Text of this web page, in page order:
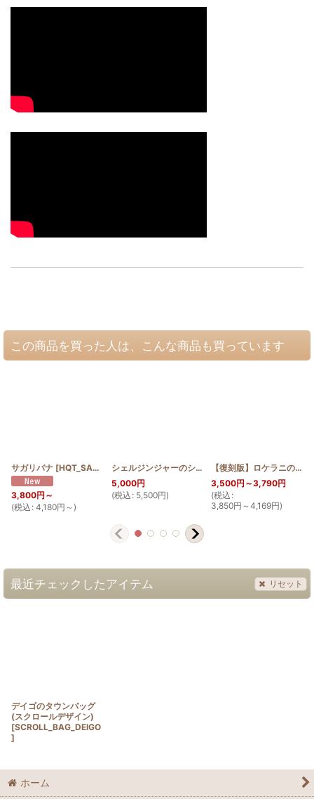
この商品を買った人は、こんな商品も買っています
サガリバナ [HQT_SAGARI ]
3,800円 ～
(税込 : 4,180円 ～)
シェルジンジャーのショルダーバッグ中 [
5,000円
(税込 : 5,500円)
【復刻版】ロケラニのワイヤー口金ポーチ18cm
3,500円 ～3,790円
(税込 :
3,850円 ～4,169円)
最近チェックしたアイテム リセット
デイゴのタウンバッグ
(スクロールデザイン)
[SCROLL_BAG_DEIGO
]
ホーム